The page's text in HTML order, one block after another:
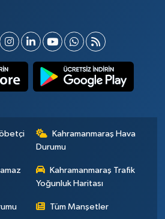
Kahramanmaraş Hava
Durumu
Kahramanmaraş Trafik
Yoğunluk Haritası
Tüm Manşetler